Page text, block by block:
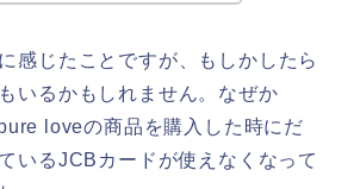
感じたことですが、もしかしたら
いるかもしれません。なぜか
loveの商品を購入した時にだ
いるJCBカードが使えなくなって